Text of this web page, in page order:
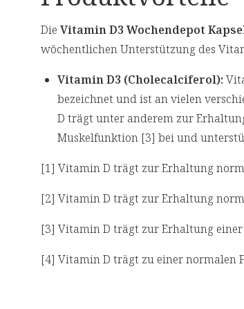
Die Vitamin D3 Wochendepot
wöchentlichen Unterstützung des
Vitamin D3 (Cholecalciferol):
bezeichnet und ist an vielen
D trägt unter anderem zur
Muskelfunktion [3] bei und
[1] Vitamin D trägt zur Erhaltung
[2] Vitamin D trägt zur Erhaltung
[3] Vitamin D trägt zur Erhaltung
[4] Vitamin D trägt zu einer normalen